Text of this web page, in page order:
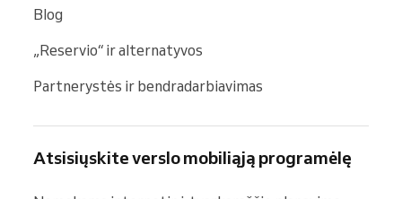
Blog
„Reservio“ ir alternatyvos
Partnerystės ir bendradarbiavimas
Atsisiųskite verslo mobiliąją programėlę